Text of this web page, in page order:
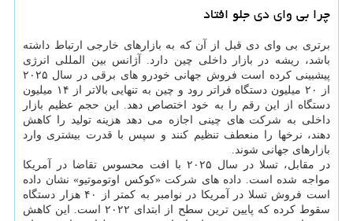
چرا بی وای دی جلو افتاد
برتری بی وای دی قبل از آن که به بازارهای خارجی ارتباط داشته
باشد، ریشه در بازار داخلی چین دارد. آژانس بین المللی انرژی
پیشبینی کرده است فروش جهانی خودرو های برقی در سال ۲۰۲۵
از ۲۰ میلیون دستگاه فراتر رود و چین به تنهایی بالاتر از ۱۴ میلیون
دستگاه از این رقم را به خود اختصاص دهد. این حجم عظیم بازار
داخلی به شرکت های چینی اجازه می دهد هزینه تولید را کاهش
دهند، نرخها را منعطف تنظیم کنند و سپس با قدرت بیشتری وارد
بازارهای جهانی شوند.
در مقابل، تسلا در سال ۲۰۲۵ با افت محسوس تقاضا در آمریکا
مواجه شده است. داده های شرکت «کوکس اوتوموتیو» نشان داده
است فروش تسلا در آمریکا در نوامبر به کمتر از ۴۰ هزار دستگاه
سقوط کرده که پایین ترین سطح از ابتدای ۲۰۲۲ است. این کاهش